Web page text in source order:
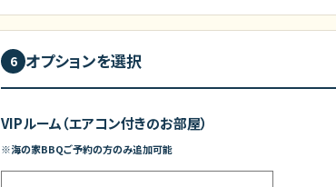
6 オプションを選択
VIPルーム（エアコン付きのお部屋）
※海の家BBQご予約の方のみ追加可能